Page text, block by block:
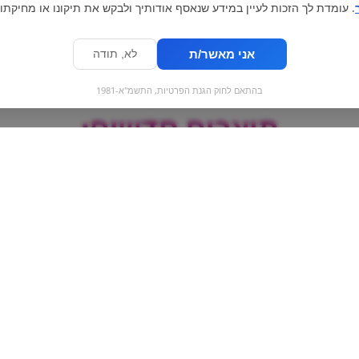
מוצרים חדשים:
. עומדת לך הזכות לעיין במידע שנאסף אודותיך ולבקש את תיקונו או
אני מאשר/ת לא, תודה
בהתאם לחוק הגנת הפרטיות, התשמ"א-1981